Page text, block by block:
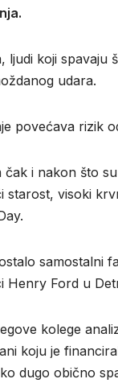
ljudi koji spavaju
udara.
povećava rizik
čak i nakon što
starost, visoki
samostalni
Henry Ford u
kolege
koju je
dugo obično